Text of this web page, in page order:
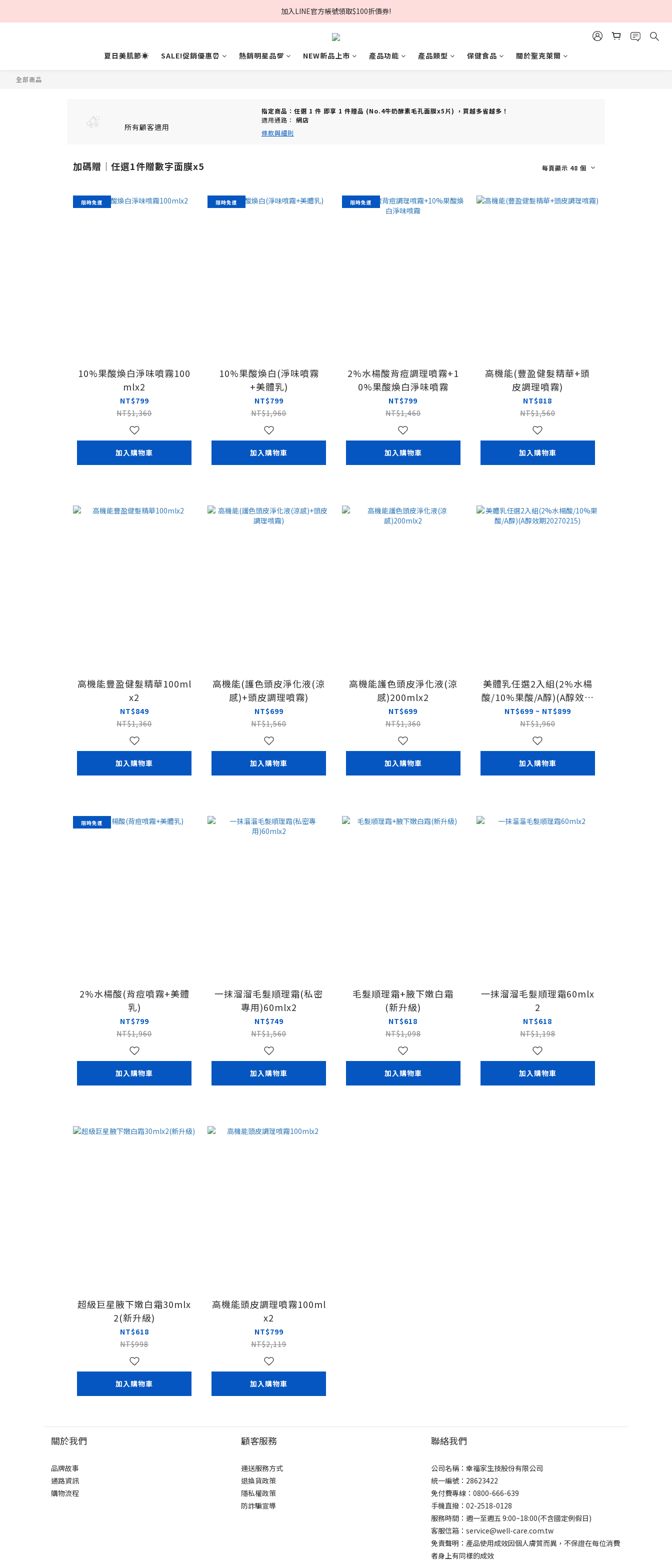
夏日美肌節🏖️輸入折扣碼現折$168❗
夏日美肌節🏖️輸入折扣碼現折$168❗
夏日美肌節☀️ SALE!促銷優惠⏰ 熱銷明星品💯 NEW新品上市 產品功能 產品類型 保健食品 關於聖克萊爾
全部商品
所有顧客適用
指定商品：任選 1 件 即享 1 件贈品 (No.4牛奶酵素毛孔面膜x5片) ，買越多省越多！
適用通路： 網店
條款與細則
加碼贈│任選1件贈數字面膜x5 每頁顯示 48 個
限時免運
10%果酸煥白淨味噴霧100
mlx2
NT$799
NT$1,360
加入購物車
限時免運
10%果酸煥白(淨味噴霧
+美體乳)
NT$799
NT$1,960
加入購物車
限時免運
2%水楊酸背痘調理噴霧+1
0%果酸煥白淨味噴霧
NT$799
NT$1,460
加入購物車
高機能(豐盈健髮精華+頭
皮調理噴霧)
NT$818
NT$1,560
加入購物車
高機能豐盈健髮精華100ml
x2
NT$849
NT$1,360
加入購物車
高機能(護色頭皮淨化液(涼
感)+頭皮調理噴霧)
NT$699
NT$1,560
加入購物車
高機能護色頭皮淨化液(涼
感)200mlx2
NT$699
NT$1,360
加入購物車
美體乳任選2入組(2%水楊
酸/10%果酸/A醇)(A醇效期
20270215)
NT$699 ~ NT$899
NT$1,960
加入購物車
限時免運
2%水楊酸(背痘噴霧+美體
乳)
NT$799
NT$1,960
加入購物車
一抹溜溜毛髮順理霜(私密
專用)60mlx2
NT$749
NT$1,560
加入購物車
毛髮順理霜+腋下嫩白霜
(新升級)
NT$618
NT$1,098
加入購物車
一抹溜溜毛髮順理霜60mlx
2
NT$618
NT$1,198
加入購物車
超級巨星腋下嫩白霜30mlx
2(新升級)
NT$618
NT$998
加入購物車
高機能頭皮調理噴霧100ml
x2
NT$799
NT$2,119
加入購物車
關於我們
品牌故事
通路資訊
購物流程
顧客服務
運送服務方式
退換貨政策
隱私權政策
防詐騙宣導
聯絡我們
公司名稱：幸福家生技股份有限公司
統一編號：28623422
免付費專線：0800-666-639
手機直撥：02-2518-0128
服務時間：週一至週五 9:00~18:00(不含國定例假日)
客服信箱：service@well-care.com.tw
免責聲明：產品使用成效因個人膚質而異，不保證在每位消費
者身上有同樣的成效